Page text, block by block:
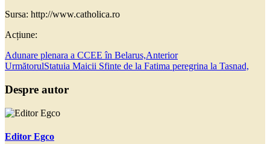
Sursa: http://www.catholica.ro
Acțiune:
Adunare plenara a CCEE în Belarus,Anterior
UrmătorulStatuia Maicii Sfinte de la Fatima peregrina la Tasnad,
Despre autor
Editor Egco